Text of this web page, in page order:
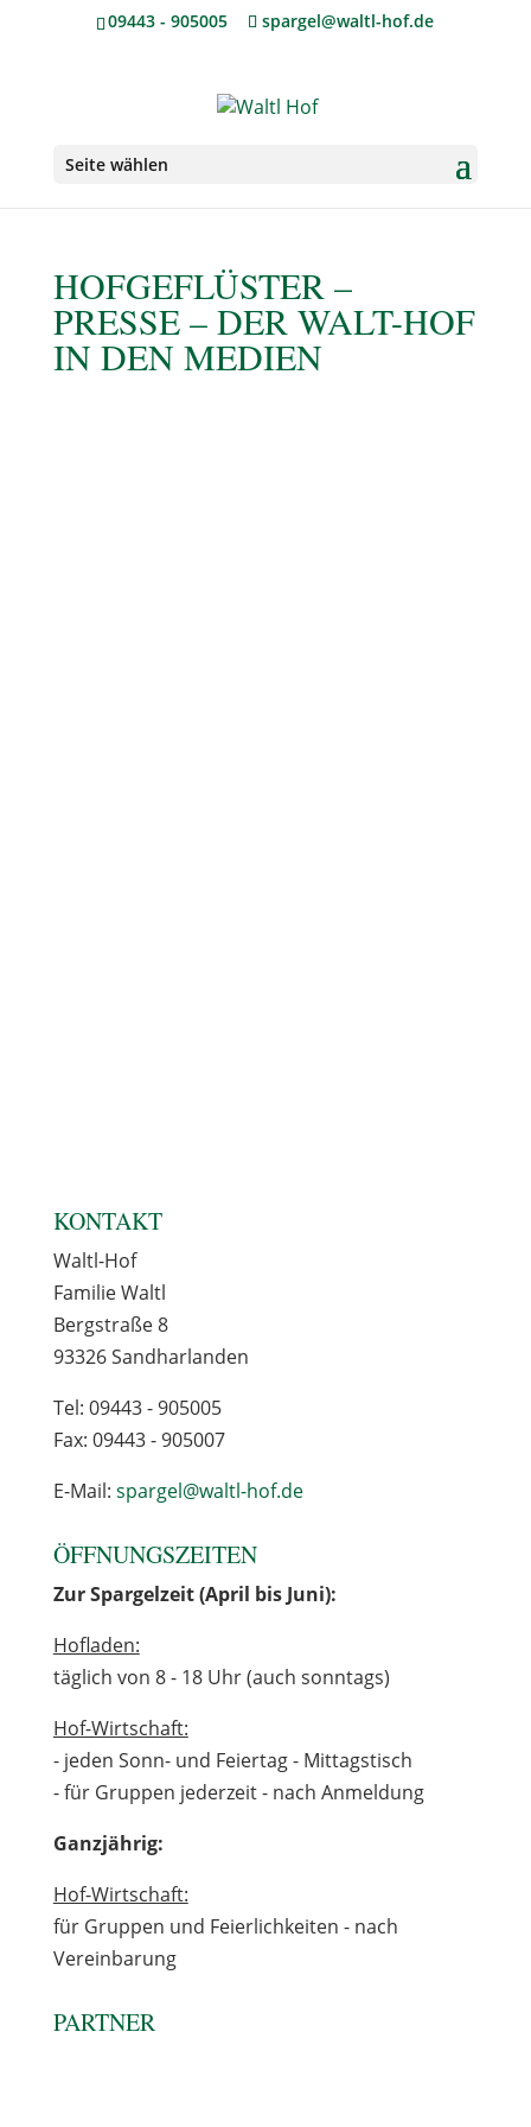
09443 - 905005 spargel@waltl-hof.de
Seite wählen
HOFGEFLÜSTER –
PRESSE – DER WALT-HOF
IN DEN MEDIEN
KONTAKT
Waltl-Hof
Familie Waltl
Bergstraße 8
93326 Sandharlanden
Tel: 09443 - 905005
Fax: 09443 - 905007
E-Mail: spargel@waltl-hof.de
ÖFFNUNGSZEITEN
Zur Spargelzeit (April bis Juni):
Hofladen:
täglich von 8 - 18 Uhr (auch sonntags)
Hof-Wirtschaft:
- jeden Sonn- und Feiertag - Mittagstisch
- für Gruppen jederzeit - nach Anmeldung
Ganzjährig:
Hof-Wirtschaft:
für Gruppen und Feierlichkeiten - nach
Vereinbarung
PARTNER